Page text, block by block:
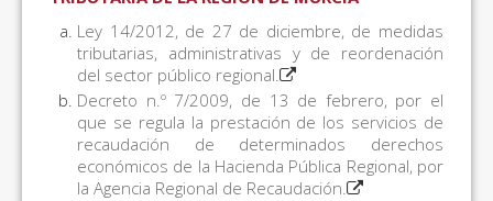
Ley 14/2012, de 27 de diciembre, de medidas
tributarias, administrativas y de reordenación
del sector público regional.
Decreto n.º 7/2009, de 13 de febrero, por el
que se regula la prestación de los servicios de
recaudación de determinados derechos
económicos de la Hacienda Pública Regional, por
la Agencia Regional de Recaudación.